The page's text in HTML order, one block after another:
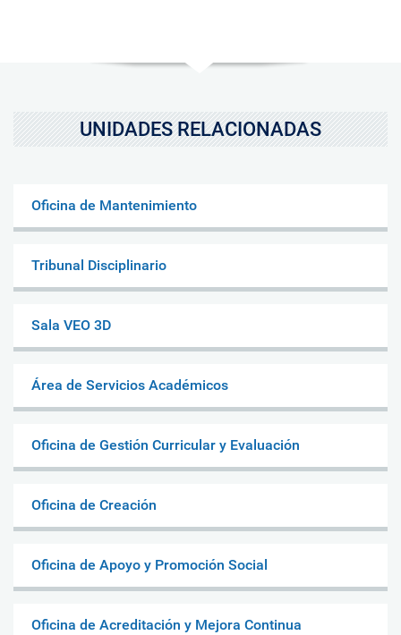
UNIDADES RELACIONADAS
Oficina de Mantenimiento
Tribunal Disciplinario
Sala VEO 3D
Área de Servicios Académicos
Oficina de Gestión Curricular y Evaluación
Oficina de Creación
Oficina de Apoyo y Promoción Social
Oficina de Acreditación y Mejora Continua